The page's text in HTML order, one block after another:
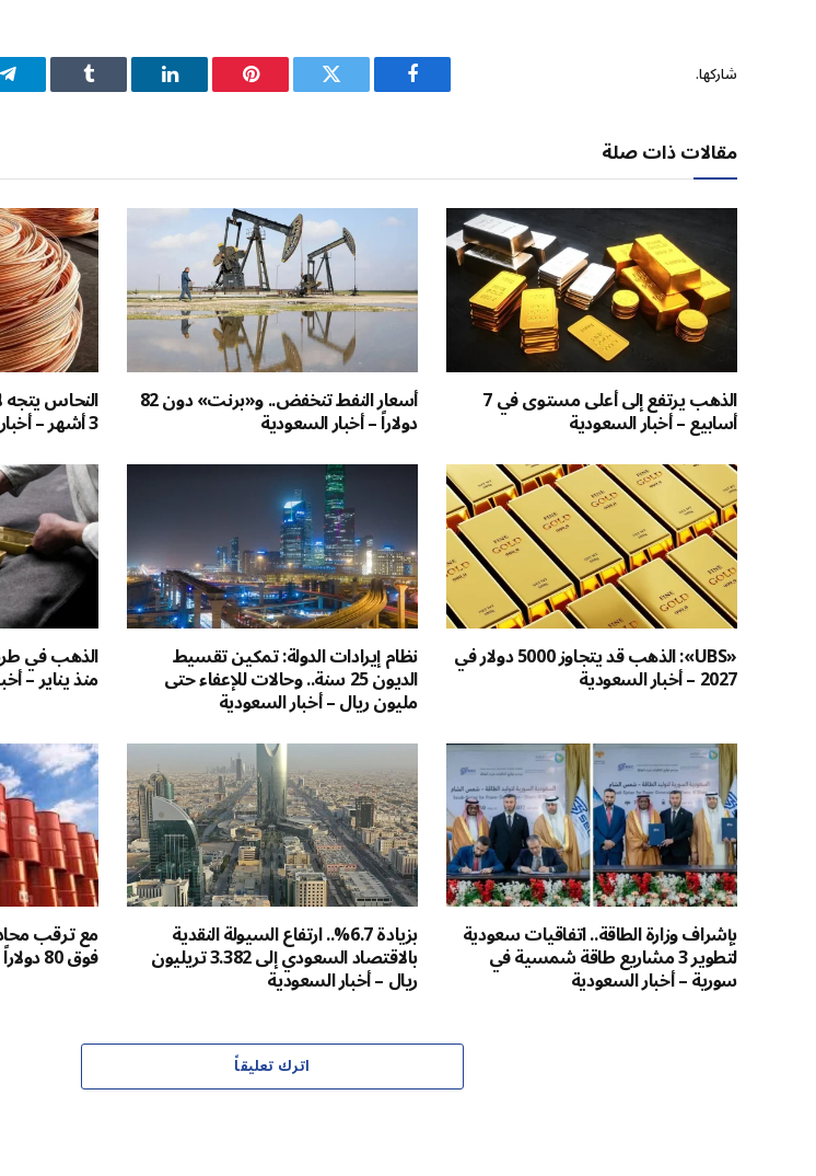
شاركها.
فيسبوك تويتر بينتيريستلينكدإن Tumblr
مقالات ذات صلة
الذهب يرتفع إلى أعلى مستوى في 7
أسابيع – أخبار السعودية
أسعار النفط تنخفض.. و«برنت» دون 82
دولاراً – أخبار السعودية
النحاس
3 أشهر – أخبار السعودية
«UBS»: الذهب قد يتجاوز 5000 دولار في
2027 – أخبار السعودية
نظام إيرادات الدولة: تمكين تقسيط
الديون 25 سنة.. وحالات للإعفاء حتى
مليون ريال – أخبار السعودية
الذهب في
منذ يناير –
بإشراف وزارة الطاقة.. اتفاقيات سعودية
لتطوير 3 مشاريع طاقة شمسية في
سورية – أخبار السعودية
بزيادة 6.7%.. ارتفاع السيولة النقدية
بالاقتصاد السعودي إلى 3.382 تريليون
ريال – أخبار السعودية
مع ترقب
فوق 80 دولاراً – أخبار السعودية
اترك تعليقاً